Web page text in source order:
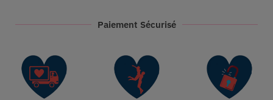
Paiement Sécurisé